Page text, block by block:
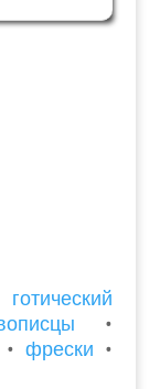
дочери
готический
•
• фрески •